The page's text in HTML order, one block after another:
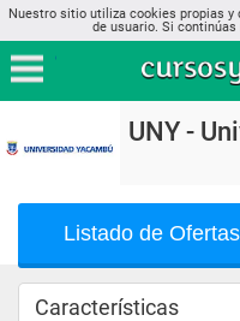
Nuestro sitio utiliza cookies propias y
de usuario. Si continúas
UNY -
Listado de
Características